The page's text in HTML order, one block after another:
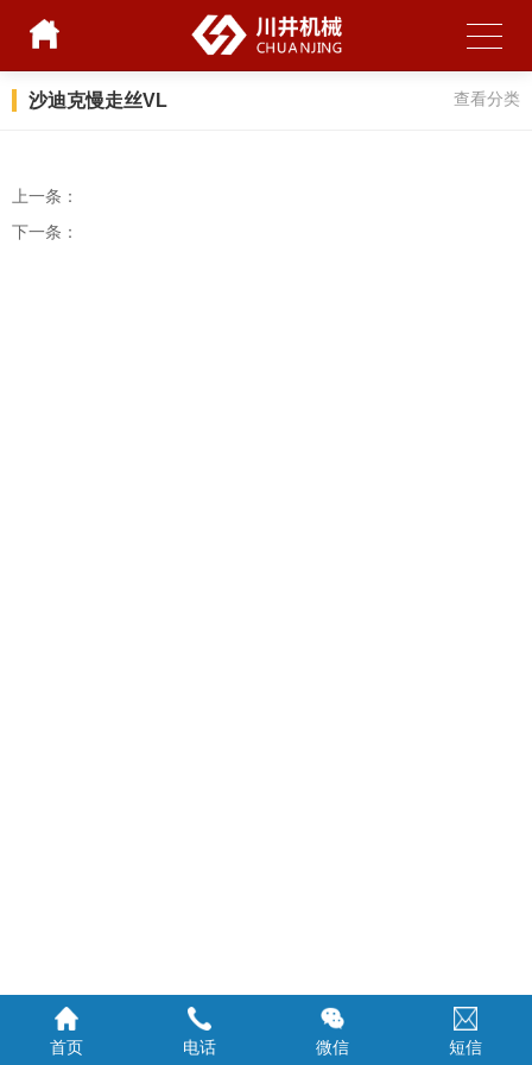
沙迪克慢走丝VL 查看分类
上一条：
下一条：
首页 电话 微信 短信